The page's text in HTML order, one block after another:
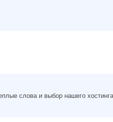
слова и выбор нашего